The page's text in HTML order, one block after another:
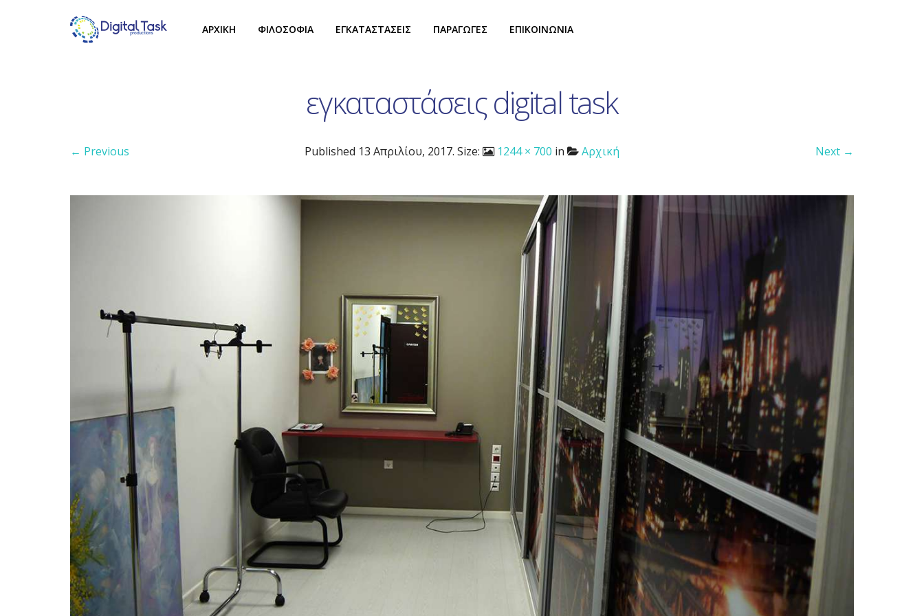
ΑΡΧΙΚΗ ΦΙΛΟΣΟΦΙΑ ΕΓΚΑΤΑΣΤΑΣΕΙΣ ΠΑΡΑΓΩΓΕΣ ΕΠΙΚΟΙΝΩΝΙΑ
εγκαταστάσεις digital task
Published 13 Απριλίου, 2017. Size: 1244 × 700 in Αρχική
← Previous Next →